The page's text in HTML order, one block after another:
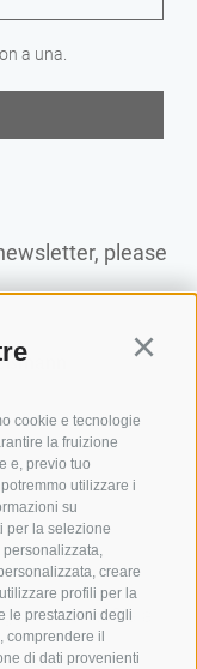
cookie e tecnologie
la fruizione
e, previo tuo
utilizzare i
su
per la selezione
creare
profili per la
le prestazioni degli
il
di dati provenienti
a una.
please
dala 9:00 ala